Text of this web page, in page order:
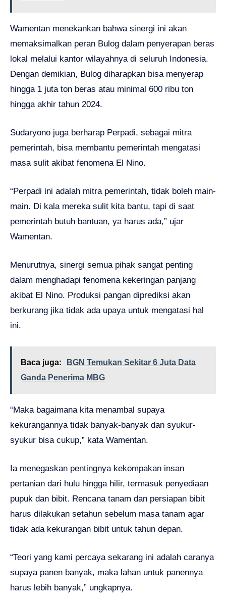
Wamentan menekankan bahwa sinergi ini akan
memaksimalkan peran Bulog dalam penyerapan beras
lokal melalui kantor wilayahnya di seluruh Indonesia.
Dengan demikian, Bulog diharapkan bisa menyerap
hingga 1 juta ton beras atau minimal 600 ribu ton
hingga akhir tahun 2024.
Sudaryono juga berharap Perpadi, sebagai mitra
pemerintah, bisa membantu pemerintah mengatasi
masa sulit akibat fenomena El Nino.
“Perpadi ini adalah mitra pemerintah, tidak boleh main-
main. Di kala mereka sulit kita bantu, tapi di saat
pemerintah butuh bantuan, ya harus ada,” ujar
Wamentan.
Menurutnya, sinergi semua pihak sangat penting
dalam menghadapi fenomena kekeringan panjang
akibat El Nino. Produksi pangan diprediksi akan
berkurang jika tidak ada upaya untuk mengatasi hal
ini.
Baca juga:
BGN Temukan Sekitar 6 Juta Data
Ganda Penerima MBG
“Maka bagaimana kita menambal supaya
kekurangannya tidak banyak-banyak dan syukur-
syukur bisa cukup,” kata Wamentan.
Ia menegaskan pentingnya kekompakan insan
pertanian dari hulu hingga hilir, termasuk penyediaan
pupuk dan bibit. Rencana tanam dan persiapan bibit
harus dilakukan setahun sebelum masa tanam agar
tidak ada kekurangan bibit untuk tahun depan.
“Teori yang kami percaya sekarang ini adalah caranya
supaya panen banyak, maka lahan untuk panennya
harus lebih banyak,” ungkapnya.